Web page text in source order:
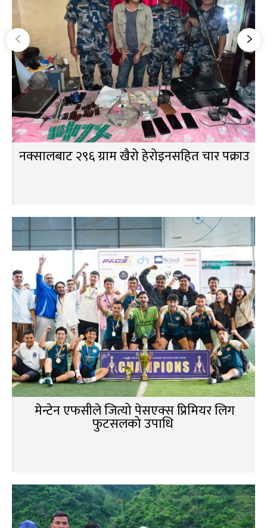
नक्सालबाट २९६ ग्राम खैरो हेरोइनसहित चार पक्राउ
मेन्टेन एफसीले जित्यो पेसएक्स प्रिमियर लिग
फुटसलको उपाधि